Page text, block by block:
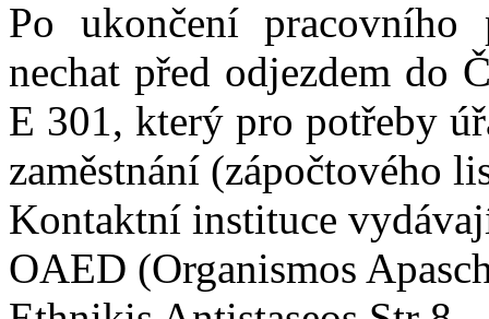
Po ukončení
nechat před odjezdem do
E 301, který pro potřeby
zaměstnání (zápočtového
Kontaktní instituce
OAED (Organismos